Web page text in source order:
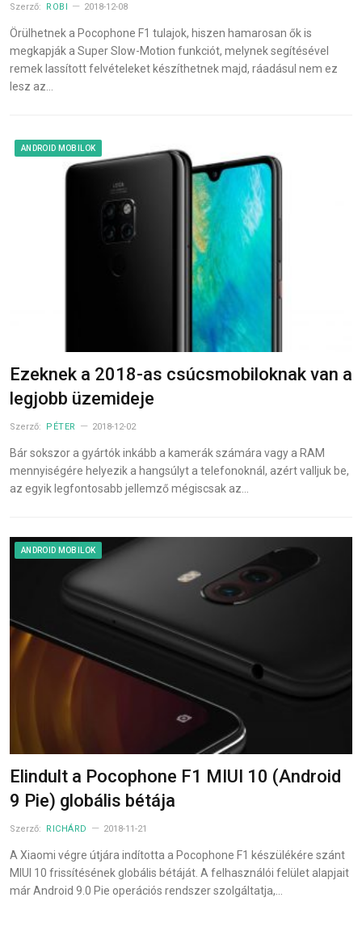
Szerző: ROBI 2018-12-08
Örülhetnek a Pocophone F1 tulajok, hiszen hamarosan ők is
megkapják a Super Slow-Motion funkciót, melynek segítésével
remek lassított felvételeket készíthetnek majd, ráadásul nem ez
lesz az…
ANDROID MOBILOK
Ezeknek a 2018-as csúcsmobiloknak van a
legjobb üzemideje
Szerző: PÉTER 2018-12-02
Bár sokszor a gyártók inkább a kamerák számára vagy a RAM
mennyiségére helyezik a hangsúlyt a telefonoknál, azért valljuk be,
az egyik legfontosabb jellemző mégiscsak az…
ANDROID MOBILOK
Elindult a Pocophone F1 MIUI 10 (Android
9 Pie) globális bétája
Szerző: RICHÁRD 2018-11-21
A Xiaomi végre útjára indította a Pocophone F1 készülékére szánt
MIUI 10 frissítésének globális bétáját. A felhasználói felület alapjait
már Android 9.0 Pie operációs rendszer szolgáltatja,…